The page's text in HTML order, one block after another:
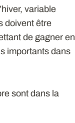
variable
doivent être
de gagner en
importants dans
sont dans la